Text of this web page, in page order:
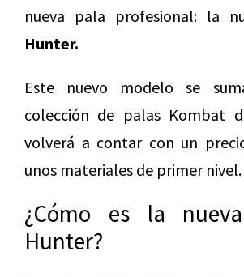
nueva pala profesional: la
Hunter.
Este nuevo modelo se
colección de palas Kombat
volverá a contar con un
unos materiales de primer nivel.
¿Cómo es la
Hunter?